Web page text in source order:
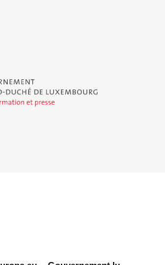
Duché de Luxembourg - Service
data.public.lu